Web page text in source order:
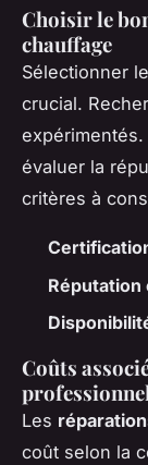
Choisir le
chauffage
Sélectionner
crucial.
évaluer la
critères à
Réputation
Coûts
Les
coût selon la